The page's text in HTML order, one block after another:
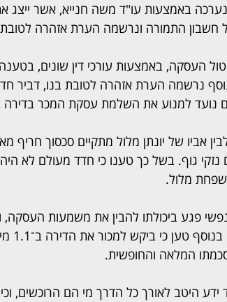
נערכה באמצעות עו"ד משה חנייא, אשר
העסקה, באמצעות עורכי דין שונים, בטענה
נרשמה הערת אזהרה לטובת בנו, דביר
נועד למנוע את השלמת עסקת המכר
גוף. בשל כך טענו כי חדד מעולם לא
מלול.
פגע ביכולתו להבין את משמעות העסקה,
עו"ד
ידע היטב לאורך כל הדרך מי הם הרוכשים,